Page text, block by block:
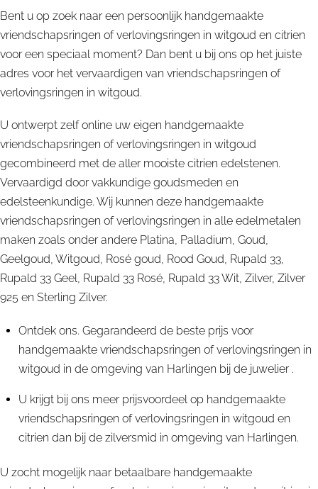
Bent u op zoek naar een persoonlijk handgemaakte
vriendschapsringen of verlovingsringen in witgoud en citrien
voor een speciaal moment? Dan bent u bij ons op het juiste
adres voor het vervaardigen van vriendschapsringen of
verlovingsringen in witgoud.
U ontwerpt zelf online uw eigen handgemaakte
vriendschapsringen of verlovingsringen in witgoud
gecombineerd met de aller mooiste citrien edelstenen.
Vervaardigd door vakkundige goudsmeden en
edelsteenkundige. Wij kunnen deze handgemaakte
vriendschapsringen of verlovingsringen in alle edelmetalen
maken zoals onder andere Platina, Palladium, Goud,
Geelgoud, Witgoud, Rosé goud, Rood Goud, Rupald 33,
Rupald 33 Geel, Rupald 33 Rosé, Rupald 33 Wit, Zilver, Zilver
925 en Sterling Zilver.
Ontdek ons. Gegarandeerd de beste prijs voor
handgemaakte vriendschapsringen of verlovingsringen in
witgoud in de omgeving van Harlingen bij de juwelier .
U krijgt bij ons meer prijsvoordeel op handgemaakte
vriendschapsringen of verlovingsringen in witgoud en
citrien dan bij de zilversmid in omgeving van Harlingen.
U zocht mogelijk naar betaalbare handgemaakte